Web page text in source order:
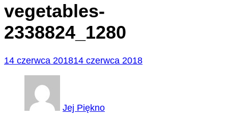
vegetables-
2338824_1280
14 czerwca 201814 czerwca 2018
Jej Piękno